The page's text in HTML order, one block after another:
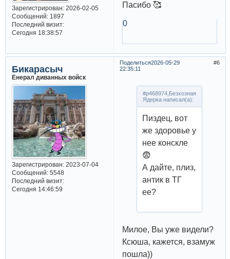
Зарегистрирован: 2026-02-05
Сообщений:1897
Последний визит:
Сегодня 18:38:57
Пасибо 🥰
0
Поделиться 6
2026-05-29
22:35:11
Бикарасыч
Енерал диванных войск
Зарегистрирован: 2023-07-04
Сообщений:5548
Последний визит:
Сегодня 14:46:59
#p468974,Безхозная
Ядерка написал(а):
Пиздец, вот
же здоровье у
нее конскле
😨
А дайте, плиз,
антик в ТГ
ее?
Милое, Вы уже видели?
Ксюша, кажется, взамуж
пошла))